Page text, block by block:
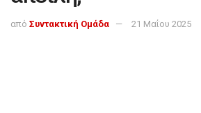
από Συντακτική Ομάδα 21 Μαΐου 2025